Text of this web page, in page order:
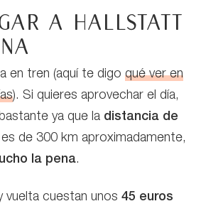
a Hallstatt
en tren (aquí te digo qué ver en
). Si quieres aprovechar el día,
ya que la distancia de
es de 300 km aproximadamente,
la pena.
cuestan unos 45 euros